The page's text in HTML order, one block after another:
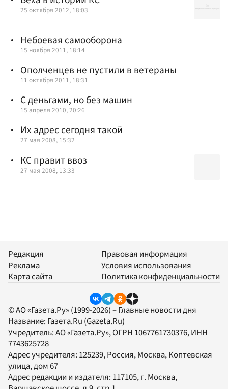
25 октября 2012, 18:03
Небоевая самооборона
15 ноября 2011, 18:14
Ополченцев не пустили в ветераны
11 октября 2011, 18:31
С деньгами, но без машин
15 апреля 2010, 20:26
Их адрес сегодня такой
27 мая 2008, 15:32
КС правит ввоз
27 мая 2008, 13:33
Редакция
Реклама
Карта сайта
Правовая информация
Условия использования
Политика конфиденциальности
© АО «Газета.Ру» (1999-2026) – Главные новости дня
Название: Газета.Ru (Gazeta.Ru)
Учредитель:АО «Газета.Ру», ОГРН 1067761730376, ИНН
7743625728
Адрес учредителя: 125239, Россия, Москва, Коптевская
улица, дом 67
Адрес редакции и издателя: 117105, г. Москва,